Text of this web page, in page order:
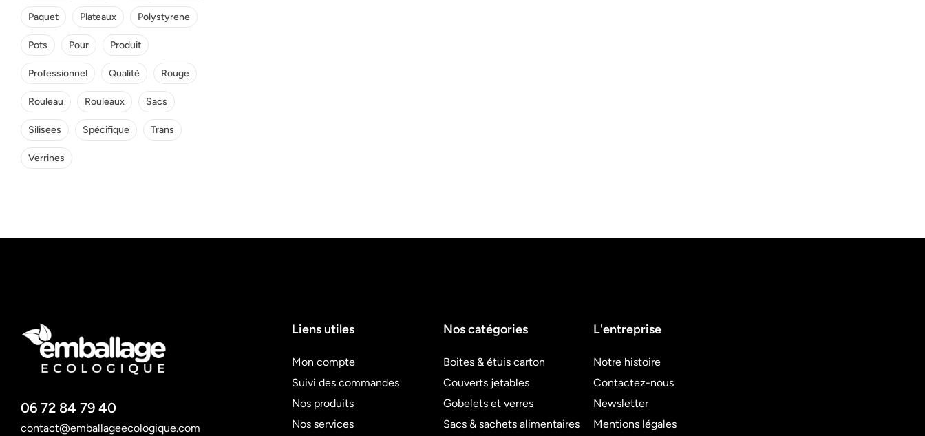
Paquet Plateaux Polystyrene
Pots Pour Produit
Professionnel Qualité Rouge
Rouleau Rouleaux Sacs
Silisees Spécifique Trans
Verrines
06 72 84 79 40
contact@emballageecologique.com
Liens utiles
Mon compte
Suivi des commandes
Nos produits
Nos services
Nos catégories
Boites & étuis carton
Couverts jetables
Gobelets et verres
Sacs & sachets alimentaires
L'entreprise
Notre histoire
Contactez-nous
Newsletter
Mentions légales